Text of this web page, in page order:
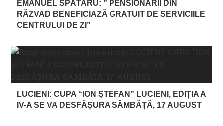
EMANUEL SPĂTARU: ” PENSIONARII DIN
RĂZVAD BENEFICIAZĂ GRATUIT DE SERVICIILE
CENTRULUI DE ZI”
LUCIENI: CUPA “ION ȘTEFAN” LUCIENI, EDIȚIA A
IV-A SE VA DESFĂȘURA SÂMBĂȚĂ, 17 AUGUST